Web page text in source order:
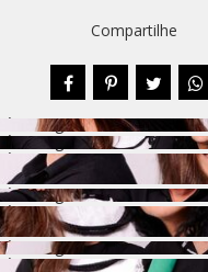
Compartilhe